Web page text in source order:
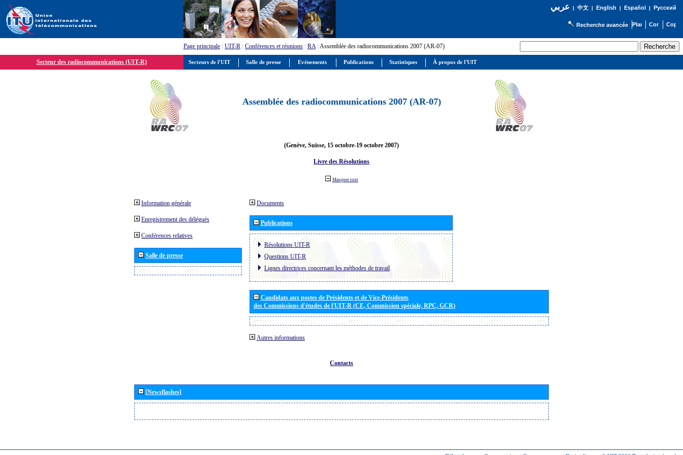
عربي| 中文| English | Español | Русский
Recherche avancée
Page principale : UIT-R : Conférences et réunions : RA: Assemblée des radiocommunications 2007 (AR-07)
Secteur des radiocommunications (UIT-R)
Assemblée des radiocommunications 2007 (AR-07)
(Genève, Suisse, 15 octobre-19 octobre 2007)
Livre des Résolutions
Masquer tout
Information générale
Enregistrement des délégués
Conférences relatives
Salle de presse
Documents
Publications
Résolutions UIT-R
Questions UIT-R
Lignes directrices concernant les méthodes de travail
Candidats aux postes de Présidents et de Vice-Présidents
des Commissions d'études de l'UIT-R (CE, Commission spéciale, RPC, GCR)
Autres informations
Contacts
[Newsflashes]
Secteurs de l'UIT Salle de presse Evénements Publications Statistiques À propos de l'UIT